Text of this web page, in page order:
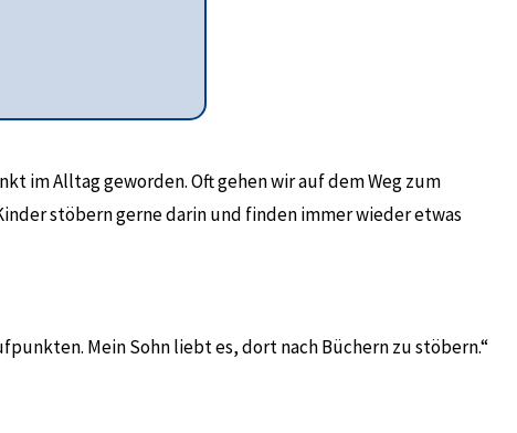
im Alltag geworden. Oft gehen wir auf dem Weg zum
stöbern gerne darin und finden immer wieder etwas
Mein Sohn liebt es, dort nach Büchern zu stöbern.“